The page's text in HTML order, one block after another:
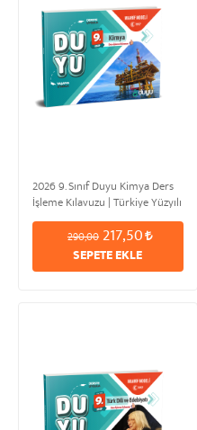
2026 9. Sınıf Duyu Kimya Ders
İşleme Kılavuzu | Türkiye Yüzyılı
& Maarif Modeli
290,00 217,50
SEPETE EKLE